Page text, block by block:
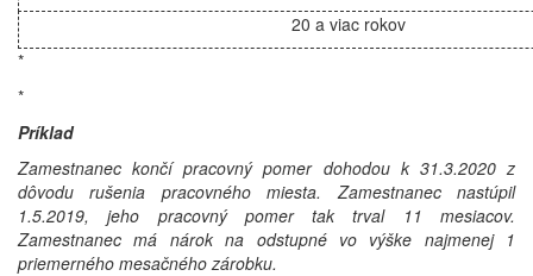
20 a viac rokov
*
*
Príklad
Zamestnanec končí pracovný pomer dohodou k 31.3.2020 z
dôvodu rušenia pracovného miesta. Zamestnanec nastúpil
1.5.2019, jeho pracovný pomer tak trval 11 mesiacov.
Zamestnanec má nárok na odstupné vo výške najmenej 1
priemerného mesačného zárobku.